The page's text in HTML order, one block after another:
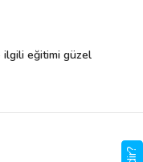
ilgili eğitimi güzel